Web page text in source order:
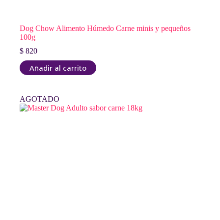
Dog Chow Alimento Húmedo Carne minis y pequeños
100g
$ 820
Añadir al carrito
AGOTADO